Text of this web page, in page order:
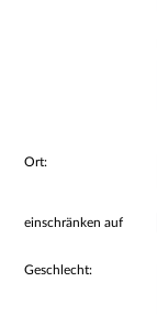
Ort:
einschränken auf
Geschlecht: